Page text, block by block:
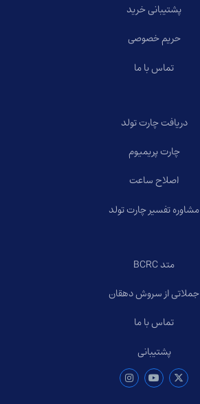
پشتیبانی خرید
حریم خصوصی
تماس با ما
دریافت چارت تولد
چارت پریمیوم
اصلاح ساعت
مشاوره تفسیر چارت تولد
متد BCRC
جملاتی از سروش دهقان
تماس با ما
پشتیبانی